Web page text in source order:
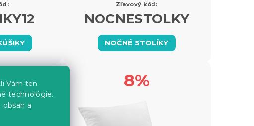
Vám ten
technológie.
a
Zľavový kód:
NOCNESTOLKY
NOČNÉ STOLÍKY
8%